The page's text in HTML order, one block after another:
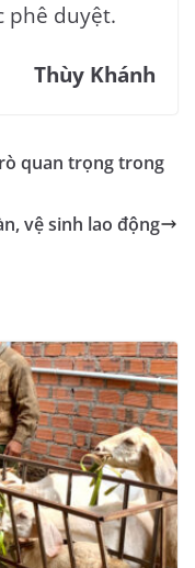
phê duyệt.
Thùy Khánh
quan trọng trong
vệ sinh lao động